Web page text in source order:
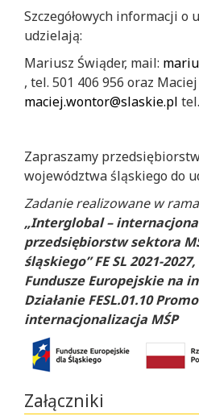
Szczegółowych informacji o
udzielają:
Mariusz Świąder, mail:
, tel. 501 406 956 oraz
maciej.wontor@slaskie.pl
Zapraszamy
województwa śląskiego do
Zadanie realizowane w
„Interglobal –
przedsiębiorstw sektora
śląskiego” FE SL 2021-
Fundusze Europejskie na
Działanie FESL.01.10
internacjonalizacja MŚP
Załączniki